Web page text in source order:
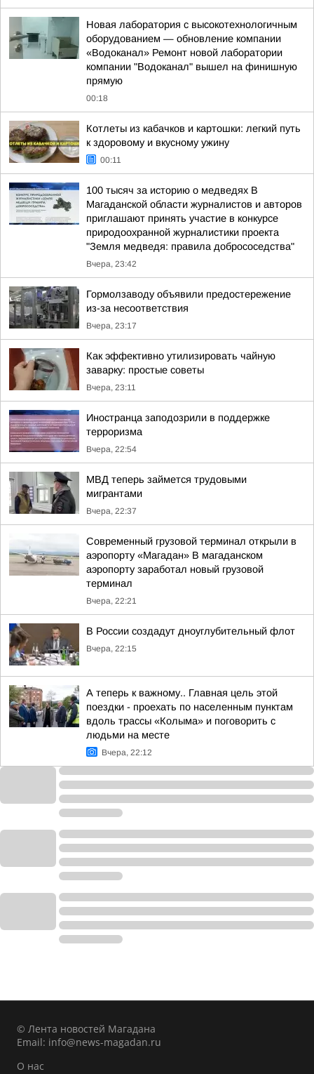
Новая лаборатория с высокотехнологичным
оборудованием — обновление компании
«Водоканал» Ремонт новой лаборатории
компании "Водоканал" вышел на финишную
прямую
00:18
Котлеты из кабачков и картошки: легкий путь
к здоровому и вкусному ужину
00:11
100 тысяч за историю о медведях В
Магаданской области журналистов и авторов
приглашают принять участие в конкурсе
природоохранной журналистики проекта
"Земля медведя: правила добрососедства"
Вчера, 23:42
Гормолзаводу объявили предостережение
из-за несоответствия
Вчера, 23:17
Как эффективно утилизировать чайную
заварку: простые советы
Вчера, 23:11
Иностранца заподозрили в поддержке
терроризма
Вчера, 22:54
МВД теперь займется трудовыми
мигрантами
Вчера, 22:37
Современный грузовой терминал открыли в
аэропорту «Магадан» В магаданском
аэропорту заработал новый грузовой
терминал
Вчера, 22:21
В России создадут дноуглубительный флот
Вчера, 22:15
А теперь к важному.. Главная цель этой
поездки - проехать по населенным пунктам
вдоль трассы «Колыма» и поговорить с
людьми на месте
Вчера, 22:12
© Лента новостей Магадана
Email: info@news-magadan.ru
О нас